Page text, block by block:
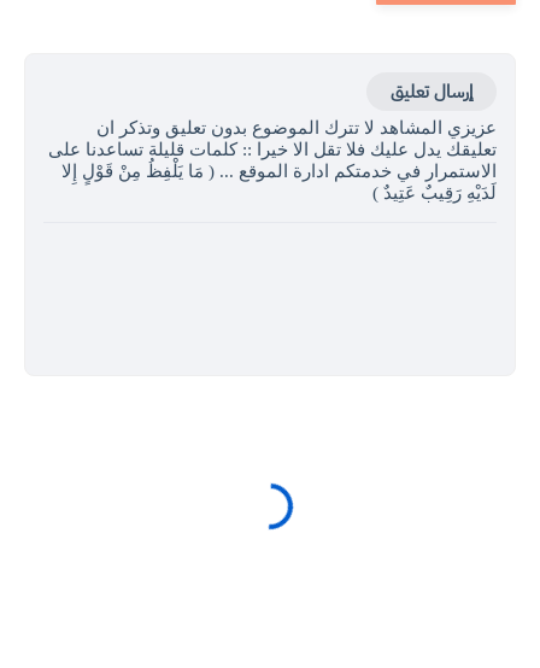
إرسال تعليق
عزيزي المشاهد لا تترك الموضوع بدون تعليق وتذكر ان
تعليقك يدل عليك فلا تقل الا خيرا :: كلمات قليلة تساعدنا على
الاستمرار في خدمتكم ادارة الموقع ... ( مَا يَلْفِظُ مِنْ قَوْلٍ إِلا
لَدَيْهِ رَقِيبٌ عَتِيدٌ )